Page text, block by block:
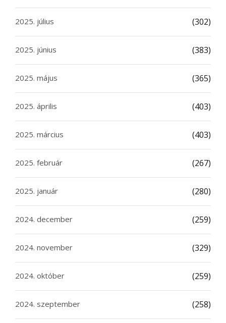
2025. július (302)
2025. június (383)
2025. május (365)
2025. április (403)
2025. március (403)
2025. február (267)
2025. január (280)
2024. december (259)
2024. november (329)
2024. október (259)
2024. szeptember (258)